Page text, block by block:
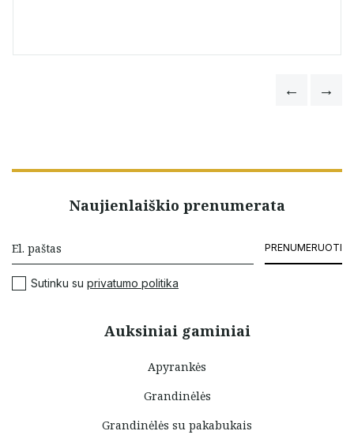
Auksiniai gaminiai
Apyrankės
Grandinėlės
Grandinėlės su pakabukais
Naujienlaiškio prenumerata
PRENUMERUOTI
Sutinku su privatumo politika